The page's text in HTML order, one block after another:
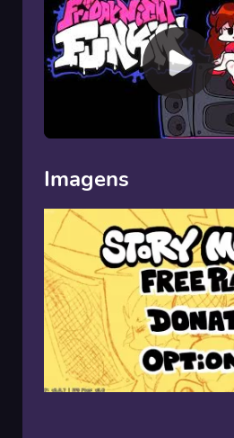
00:00/00:00
Imagens